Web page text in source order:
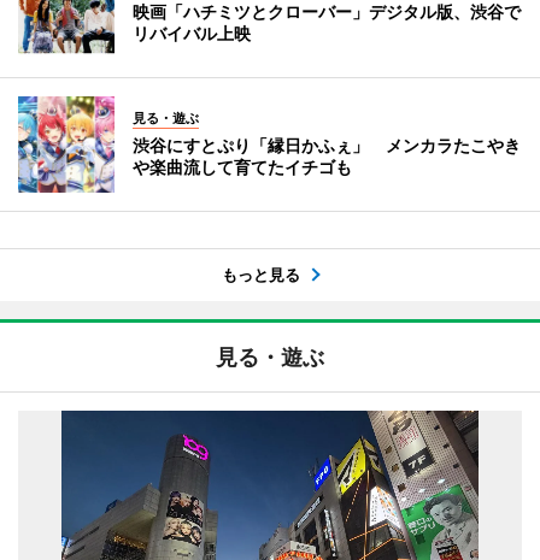
映画「ハチミツとクローバー」デジタル版、渋谷で
リバイバル上映
見る・遊ぶ
渋谷にすとぷり「縁日かふぇ」 メンカラたこやき
や楽曲流して育てたイチゴも
もっと見る
見る・遊ぶ